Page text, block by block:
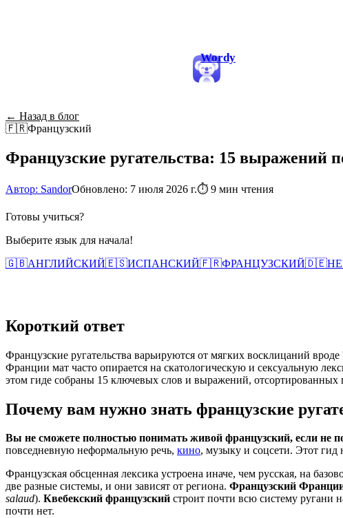
Wordy
← Назад в блог
🇫🇷Французский
Французские ругательства: 15 выражений
Автор: SandorОбновлено: 7 июля 2026 г.⏱ 9 мин чтения
Готовы учиться?
Выберите язык для начала!
🇬🇧АНГЛИЙСКИЙ🇪🇸ИСПАНСКИЙ🇫🇷ФРАНЦУЗСКИЙ🇩🇪
Короткий ответ
Французские ругательства варьируются от мягких восклицаний
Франции мат часто опирается на скатологическую и сексуальную
этом гиде собраны 15 ключевых слов и выражений,
Почему вам нужно знать французские
Вы не сможете полностью понимать живой французский, если не
повседневную неформальную речь, кино, музыку и соцсети. Этот гид
Французская обсценная лексика устроена иначе, чем русская, на
две разные системы, и они зависят от региона. Французский
salaud). Квебекский французский строит почти всю систему ругани
почти нет.